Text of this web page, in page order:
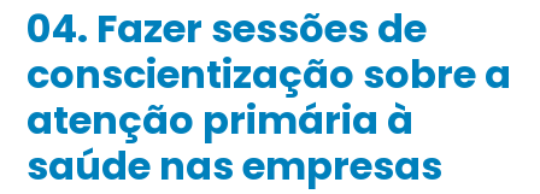
04. Fazer sessões de
conscientização sobre a
atenção primária à
saúde nas empresas